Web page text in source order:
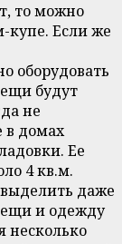
то можно
купе. Если же
оборудовать
будут
не
в домах
Ее
4 кв.м.
даже
и одежду
несколько